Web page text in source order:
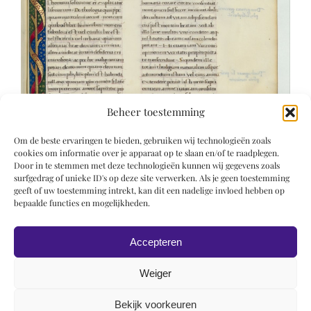
Beheer toestemming
Om de beste ervaringen te bieden, gebruiken wij technologieën zoals
cookies om informatie over je apparaat op te slaan en/of te raadplegen.
Door in te stemmen met deze technologieën kunnen wij gegevens zoals
surfgedrag of unieke ID's op deze site verwerken. Als je geen toestemming
geeft of uw toestemming intrekt, kan dit een nadelige invloed hebben op
bepaalde functies en mogelijkheden.
Accepteren
Weiger
Bekijk voorkeuren